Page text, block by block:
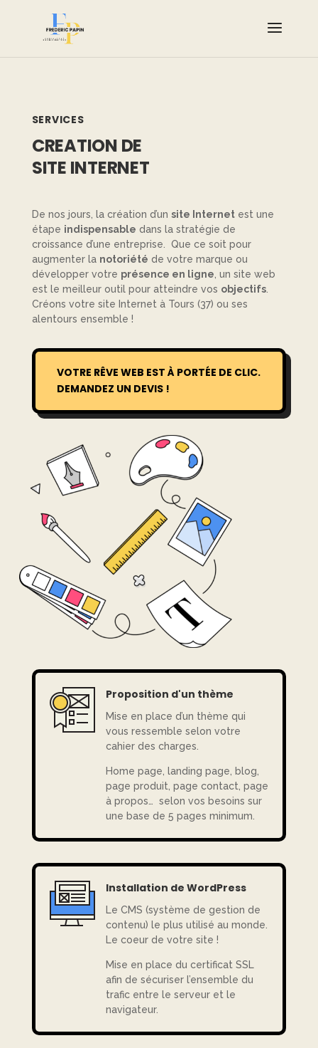
SERVICES
CREATION DE
SITE INTERNET
De nos jours, la création d’un site Internetest une
étape indispensable dans la stratégie de
croissance d’une entreprise. Que ce soit pour
augmenter la notoriété de votre marque ou
développer votre présence en ligne , un site web
est le meilleur outil pour atteindre vos objectifs.
Créons votre site Internet à Tours (37) ou ses
alentours ensemble !
VOTRE RÊVE WEB EST À PORTÉE DE CLIC.
DEMANDEZ UN DEVIS !
Proposition d'un thème
Mise en place d’un thème qui
vous ressemble selon votre
cahier des charges.
Home page, landing page, blog,
page produit, page contact, page
à propos… selon vos besoins sur
une base de 5 pages minimum.
Installation de WordPress
Le CMS (système de gestion de
contenu) le plus utilisé au monde.
Le coeur de votre site !
Mise en place du certificat SSL
afin de sécuriser l’ensemble du
trafic entre le serveur et le
navigateur.